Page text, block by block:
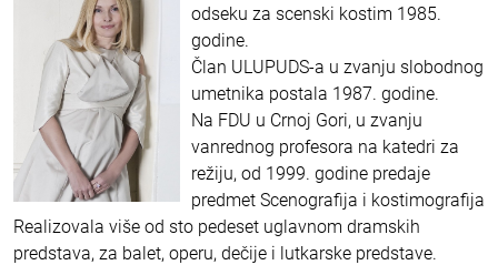
odseku za scenski kostim 1985.
godine.
Član ULUPUDS-a u zvanju slobodnog
umetnika postala 1987. godine.
Na FDU u Crnoj Gori, u zvanju
vanrednog profesora na katedri za
režiju, od 1999. godine predaje
predmet Scenografija i kostimografija
Realizovala više od sto pedeset uglavnom dramskih
predstava, za balet, operu, dečije i lutkarske predstave.